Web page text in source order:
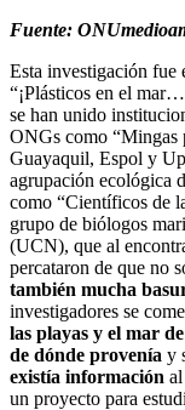
Fuente:
Esta investigación fue
“¡Plásticos en el
se han unido
ONGs como “Mingas
Guayaquil, Espol y
agrupación ecológica
como “Científicos de
grupo de biólogos
(UCN), que al
percataron de que no
también mucha
investigadores se
las playas y el mar
de dónde provenía y
existía información
un proyecto para